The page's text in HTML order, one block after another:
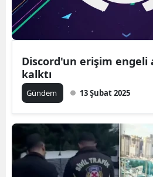
Discord'un erişim engeli
kalktı
Gündem 13 Şubat 2025